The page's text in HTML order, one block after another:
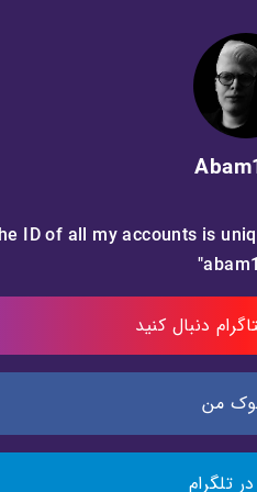
ID of all my accounts is
دنبال کنید
من
تلگرام